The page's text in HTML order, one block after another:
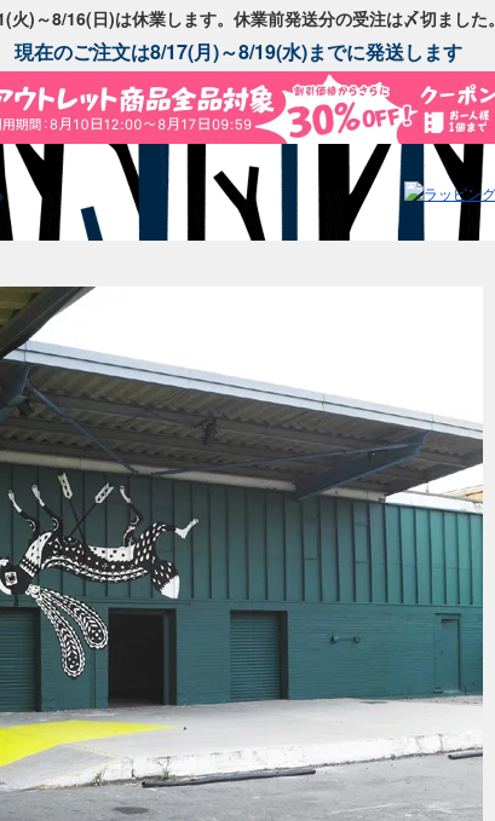
火)～8/16(日)は休業します。休業前発送分の受注は〆切ました。
現在のご注文は8/17(月)～8/19(水)までに発送します